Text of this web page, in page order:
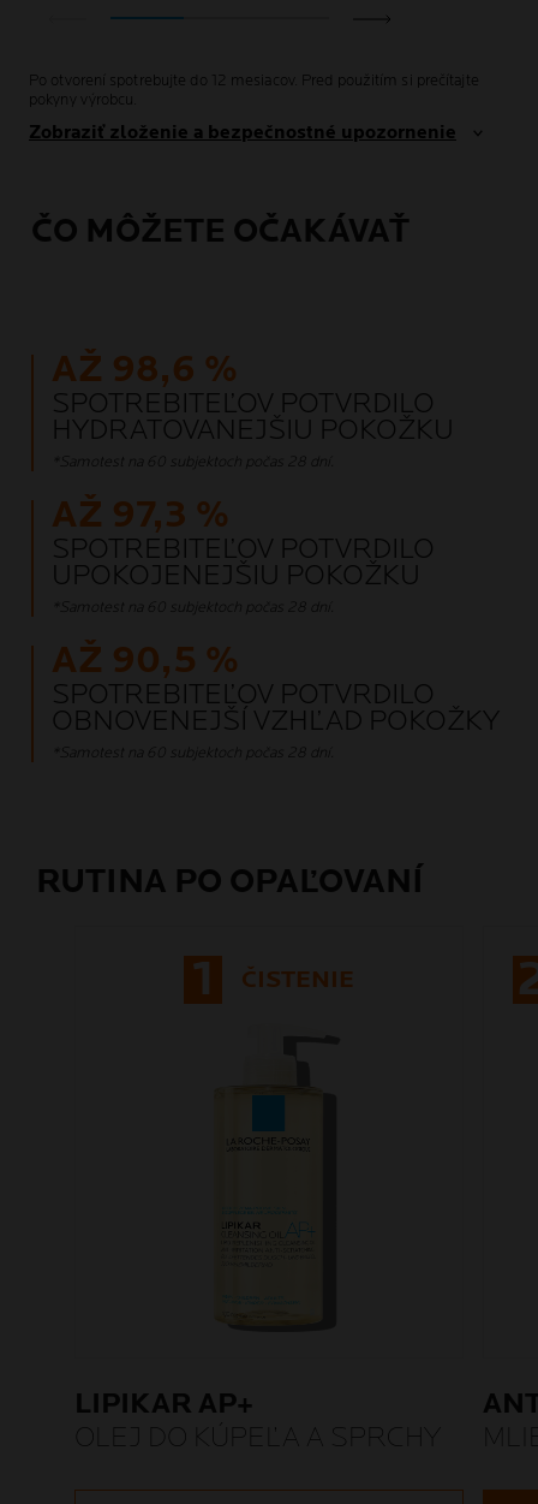
Po otvorení spotrebujte do 12 mesiacov. Pred použitím si prečítajte
pokyny výrobcu.
Zobraziť zloženie a bezpečnostné upozornenie
ČO MÔŽETE OČAKÁVAŤ
AŽ 98,6 %
SPOTREBITEĽOV POTVRDILO
HYDRATOVANEJŠIU POKOŽKU
*Samotest na 60 subjektoch počas 28 dní.
AŽ 97,3 %
SPOTREBITEĽOV POTVRDILO
UPOKOJENEJŠIU POKOŽKU
*Samotest na 60 subjektoch počas 28 dní.
AŽ 90,5 %
SPOTREBITEĽOV POTVRDILO
OBNOVENEJŠÍ VZHĽAD POKOŽKY
*Samotest na 60 subjektoch počas 28 dní.
RUTINA PO OPAĽOVANÍ
1 ČISTENIE
LIPIKAR AP+
OLEJ DO KÚPEĽA A SPRCHY